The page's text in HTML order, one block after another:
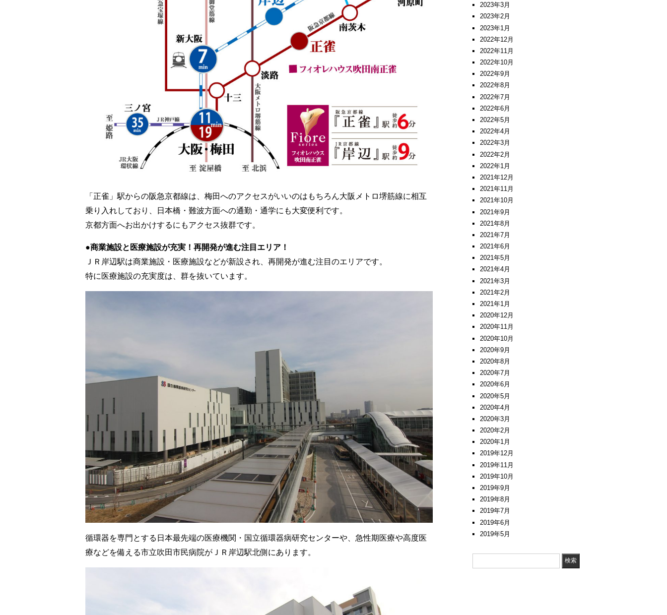
「正雀」駅からの阪急京都線は、梅田へのアクセスがいいのはもちろん大阪メトロ堺筋線に相互
乗り入れしており、日本橋・難波方面への通勤・通学にも大変便利です。
京都方面へお出かけするにもアクセス抜群です。
●商業施設と医療施設が充実！再開発が進む注目エリア！
ＪＲ岸辺駅は商業施設・医療施設などが新設され、再開発が進む注目のエリアです。
特に医療施設の充実度は、群を抜いています。
循環器を専門とする日本最先端の医療機関・国立循環器病研究センターや、急性期医療や高度医
療などを備える市立吹田市民病院がＪＲ岸辺駅北側にあります。
2023年3月
2023年2月
2023年1月
2022年12月
2022年11月
2022年10月
2022年9月
2022年8月
2022年7月
2022年6月
2022年5月
2022年4月
2022年3月
2022年2月
2022年1月
2021年12月
2021年11月
2021年10月
2021年9月
2021年8月
2021年7月
2021年6月
2021年5月
2021年4月
2021年3月
2021年2月
2021年1月
2020年12月
2020年11月
2020年10月
2020年9月
2020年8月
2020年7月
2020年6月
2020年5月
2020年4月
2020年3月
2020年2月
2020年1月
2019年12月
2019年11月
2019年10月
2019年9月
2019年8月
2019年7月
2019年6月
2019年5月